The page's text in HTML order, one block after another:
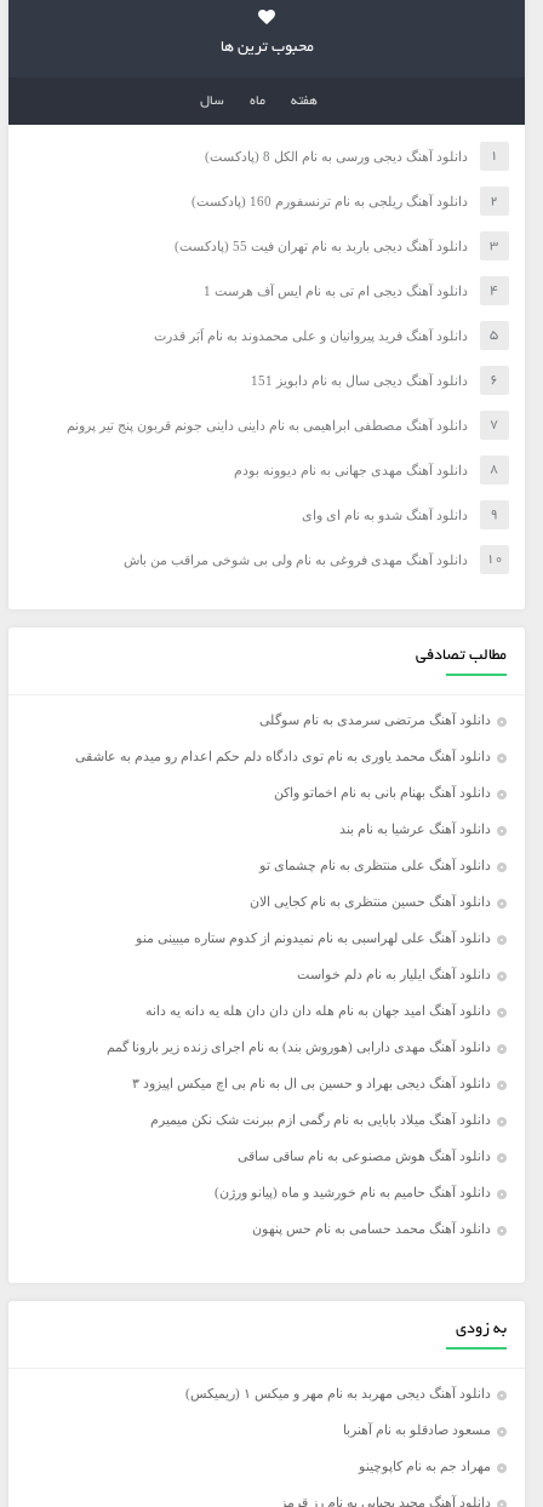
محبوب ترین ها
هفته ماه سال
دانلود آهنگ دیجی ورسی به نام الکل 8 (پادکست)
دانلود آهنگ ریلجی به نام ترنسفورم 160 (پادکست)
دانلود آهنگ دیجی باربد به نام تهران فیت 55 (پادکست)
دانلود آهنگ دیجی ام تی به نام ایس آف هرست 1
دانلود آهنگ فرید پیروانیان و علی محمدوند به نام اَبَر قدرت
دانلود آهنگ دیجی سال به نام دابویز 151
دانلود آهنگ مصطفی ابراهیمی به نام داینی داینی جونم قربون پنج تیر پرونم
دانلود آهنگ مهدی جهانی به نام دیوونه بودم
دانلود آهنگ شدو به نام ای وای
دانلود آهنگ مهدی فروغی به نام ولی بی شوخی مراقب من باش
مطالب تصادفی
دانلود آهنگ مرتضی سرمدی به نام سوگلی
دانلود آهنگ محمد یاوری به نام توی دادگاه دلم حکم اعدام رو میدم به عاشقی
دانلود آهنگ بهنام بانی به نام اخماتو واکن
دانلود آهنگ عرشیا به نام بند
دانلود آهنگ علی منتظری به نام چشمای تو
دانلود آهنگ حسین منتظری به نام کجایی الان
دانلود آهنگ علی لهراسبی به نام نمیدونم از کدوم ستاره میبینی منو
دانلود آهنگ ایلیار به نام دلم خواست
دانلود آهنگ امید جهان به نام هله دان دان دان هله یه دانه یه دانه
دانلود آهنگ مهدی دارابی (هوروش بند) به نام اجرای زنده زیر بارونا گمم
دانلود آهنگ دیجی بهراد و حسین بی ال به نام بی اچ میکس اپیزود ۳
دانلود آهنگ میلاد بابایی به نام رگمی ازم ببرنت شک نکن میمیرم
دانلود آهنگ هوش مصنوعی به نام ساقی ساقی
دانلود آهنگ حامیم به نام خورشید و ماه (پیانو ورژن)
دانلود آهنگ محمد حسامی به نام حس پنهون
به زودی
دانلود آهنگ دیجی مهربد به نام مهر و میکس ۱ (ریمیکس)
مسعود صادقلو به نام آهنربا
مهراد جم به نام کاپوچینو
دانلود آهنگ مجید یحیایی به نام رز قرمز